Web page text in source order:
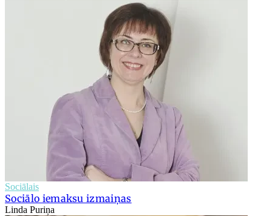
Sociālais
Sociālo iemaksu izmaiņas
Linda Puriņa